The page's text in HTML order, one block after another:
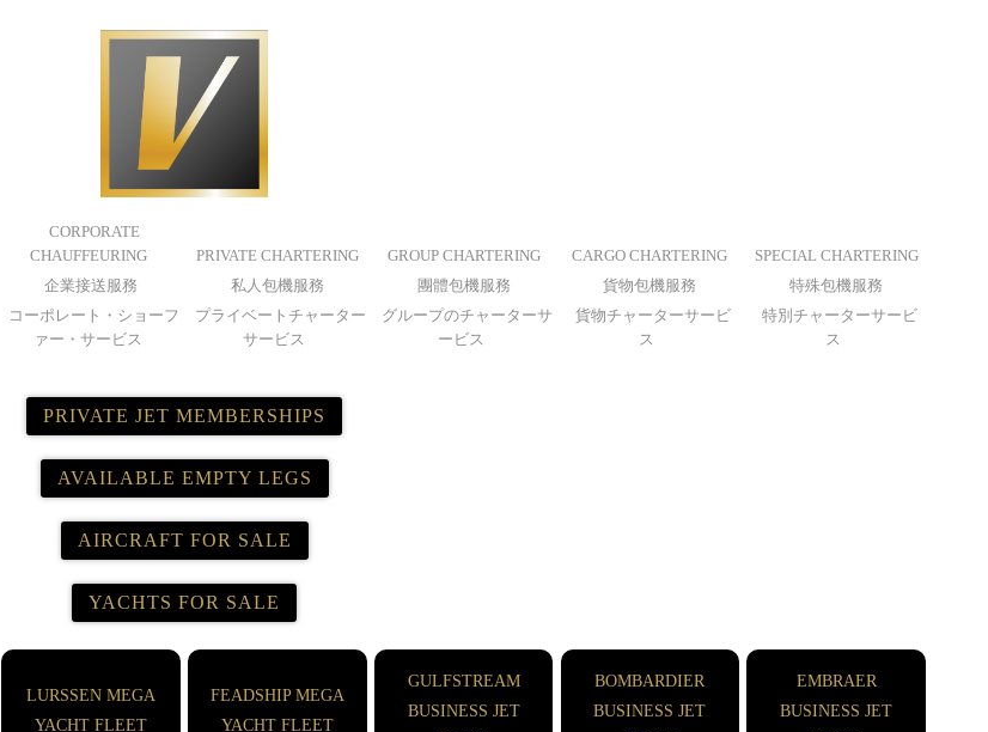
CORPORATE
CHAUFFEURING
企業接送服務
コーポレート・ショーフ
ァー・サービス
PRIVATE CHARTERING
私人包機服務
プライベートチャーター
サービス
GROUP CHARTERING
團體包機服務
グループのチャーターサ
ービス
CARGO CHARTERING
貨物包機服務
貨物チャーターサービ
ス
SPECIAL CHARTERING
特殊包機服務
特別チャーターサービ
ス
PRIVATE JET MEMBERSHIPS
AVAILABLE EMPTY LEGS
AIRCRAFT FOR SALE
YACHTS FOR SALE
LURSSEN MEGA
YACHT FLEET
FEADSHIP MEGA
YACHT FLEET
GULFSTREAM
BUSINESS JET
BOMBARDIER
BUSINESS JET
EMBRAER
BUSINESS JET